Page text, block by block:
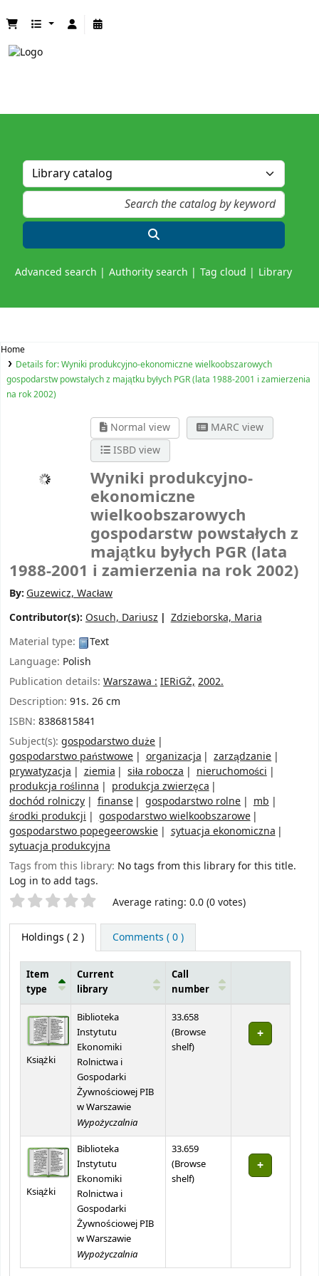
Advanced search Authority search Tag cloud Library
Home
Details for:Wyniki produkcyjno-ekonomiczne wielkoobszarowych
gospodarstw powstałych z majątku byłych PGR (lata 1988-2001 i zamierzenia
na rok 2002)
Normal view
MARC view
ISBD view
Wyniki produkcyjno-
ekonomiczne
wielkoobszarowych
gospodarstw powstałych z
majątku byłych PGR (lata
1988-2001 i zamierzenia na rok 2002)
By: Guzewicz, Wacław
Contributor(s): Osuch, Dariusz
Zdzieborska, Maria
Material type:
Text
Language: Polish
Publication details: Warszawa :IERiGŻ,2002.
Description: 91s. 26 cm
ISBN: 8386815841
Subject(s): gospodarstwo duże
gospodarstwo państwowe
organizacja
zarządzanie
prywatyzacja
ziemia siła robocza
nieruchomości
produkcja roślinna
produkcja zwierzęca
dochód rolniczy
finanse gospodarstwo rolne
mb
środki produkcji
gospodarstwo wielkoobszarowe
gospodarstwo popegeerowskie
sytuacja ekonomiczna
sytuacja produkcyjna
Tags from this library: No tags from this library for this title.
Log in to add tags.
Star ratings Average rating: 0.0 (0 votes)
Holdings ( 2 ) Comments ( 0 )
Item
type
Current
library
Call
number
Książki
Biblioteka
Instytutu
Ekonomiki
Rolnictwa i
Gospodarki
Żywnościowej PIB
w Warszawie
Wypożyczalnia
33.658
(Browse
shelf(Opens below)
)
Książki
Biblioteka
Instytutu
Ekonomiki
Rolnictwa i
Gospodarki
Żywnościowej PIB
w Warszawie
Wypożyczalnia
33.659
(Browse
shelf(Opens below)
)